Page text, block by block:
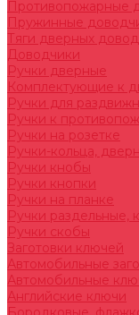
Противопожарные
Пружинные
Тяги дверных
Доводчики
Ручки дверные
Комплектующие к
Ручки для
Ручки к
Ручки на розетке
Ручки-кольца,
Ручки кнобы
Ручки кнопки
Ручки на планке
Ручки раздельные,
Ручки скобы
Заготовки ключей
Автомобильные
Автомобильные
Английские ключи